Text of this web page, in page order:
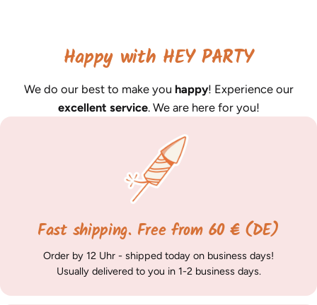
Happy with HEY PARTY
We do our best to make you happy! Experience our
excellent service. We are here for you!
Fast shipping. Free from 60 € (DE)
Order by 12 Uhr - shipped today on business days!
Usually delivered to you in 1-2 business days.